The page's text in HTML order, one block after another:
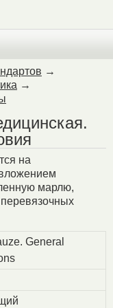
→
→
на
марлю,
General